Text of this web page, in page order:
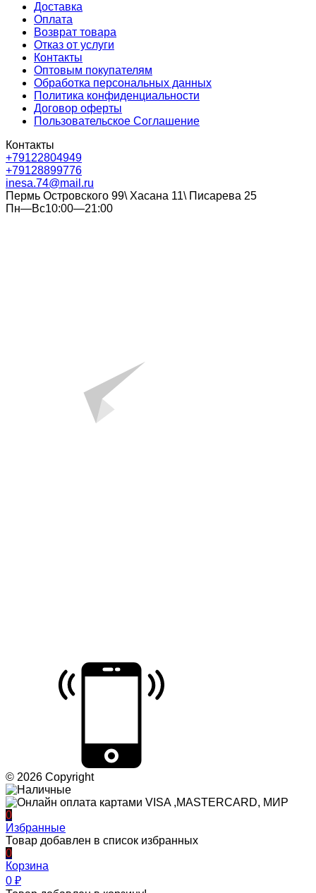
Доставка
Оплата
Возврат товара
Отказ от услуги
Контакты
Оптовым покупателям
Обработка персональных данных
Политика конфиденциальности
Договор оферты
Пользовательское Соглашение
Контакты
+79122804949
+79128899776
inesa.74@mail.ru
Пермь Островского 99\ Хасана 11\ Писарева 25
Пн—Вс10:00—21:00
© 2026 Copyright
0
Избранные
Товар добавлен в список избранных
0
Корзина
0 ₽